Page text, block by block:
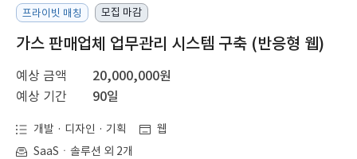
프라이빗 매칭 모집 마감
가스 판매업체 업무관리 시스템 구축 (반응형 웹)
예상 금액
20,000,000원
예상 기간
90일
개발 · 디자인 · 기획
웹
SaaSㆍ솔루션 외 2개